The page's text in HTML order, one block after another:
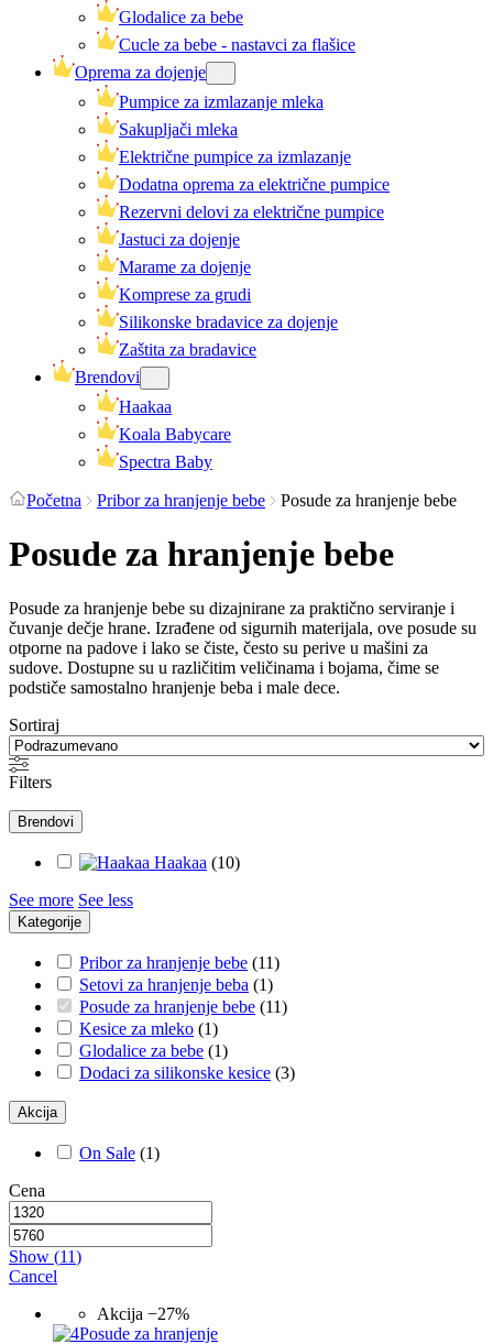
Glodalice za bebe
Cucle za bebe - nastavci za flašice
Oprema za dojenje
Pumpice za izmlazanje mleka
Sakupljači mleka
Električne pumpice za izmlazanje
Dodatna oprema za električne pumpice
Rezervni delovi za električne pumpice
Jastuci za dojenje
Marame za dojenje
Komprese za grudi
Silikonske bradavice za dojenje
Zaštita za bradavice
Brendovi
Haakaa
Koala Babycare
Spectra Baby
Početna Pribor za hranjenje bebe Posude za hranjenje bebe
Posude za hranjenje bebe
Posude za hranjenje bebe su dizajnirane za praktično serviranje i
čuvanje dečje hrane. Izrađene od sigurnih materijala, ove posude su
otporne na padove i lako se čiste, često su perive u mašini za
sudove. Dostupne su u različitim veličinama i bojama, čime se
podstiče samostalno hranjenje beba i male dece.
Sortiraj
Filters
Brendovi
Haakaa (10)
See more See less
Kategorije
Pribor za hranjenje bebe (11)
Setovi za hranjenje beba (1)
Posude za hranjenje bebe (11)
Kesice za mleko (1)
Glodalice za bebe (1)
Dodaci za silikonske kesice (3)
Akcija
On Sale (1)
Cena
Show (11)
Cancel
Akcija −27%
Posude za hranjenje